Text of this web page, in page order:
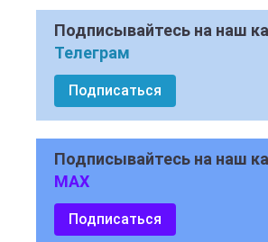
Подписывайтесь на наш
Телеграм
Подписаться
Подписывайтесь на наш
MAX
Подписаться